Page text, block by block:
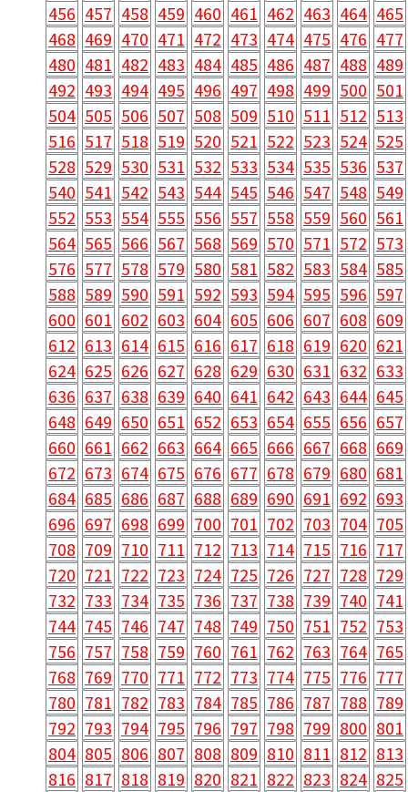
456 457 458 459 460 461 462 463 464 465
468 469 470 471 472 473 474 475 476 477
480 481 482 483 484 485 486 487 488 489
492 493 494 495 496 497 498 499 500 501
504 505 506 507 508 509 510 511 512 513
516 517 518 519 520 521 522 523 524 525
528 529 530 531 532 533 534 535 536 537
540 541 542 543 544 545 546 547 548 549
552 553 554 555 556 557 558 559 560 561
564 565 566 567 568 569 570 571 572 573
576 577 578 579 580 581 582 583 584 585
588 589 590 591 592 593 594 595 596 597
600 601 602 603 604 605 606 607 608 609
612 613 614 615 616 617 618 619 620 621
624 625 626 627 628 629 630 631 632 633
636 637 638 639 640 641 642 643 644 645
648 649 650 651 652 653 654 655 656 657
660 661 662 663 664 665 666 667 668 669
672 673 674 675 676 677 678 679 680 681
684 685 686 687 688 689 690 691 692 693
696 697 698 699 700 701 702 703 704 705
708 709 710 711 712 713 714 715 716 717
720 721 722 723 724 725 726 727 728 729
732 733 734 735 736 737 738 739 740 741
744 745 746 747 748 749 750 751 752 753
756 757 758 759 760 761 762 763 764 765
768 769 770 771 772 773 774 775 776 777
780 781 782 783 784 785 786 787 788 789
792 793 794 795 796 797 798 799 800 801
804 805 806 807 808 809 810 811 812 813
816 817 818 819 820 821 822 823 824 825